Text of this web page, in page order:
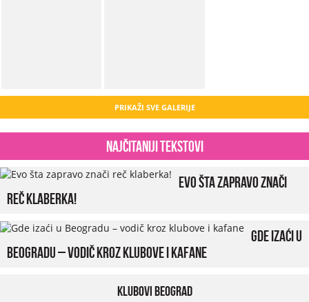
PRIKAŽI SVE GALERIJE
Najčitaniji tekstovi
Evo šta zapravo znači
reč klaberka!
Gde izaći u
Beogradu – vodič kroz klubove i kafane
Klubovi Beograd